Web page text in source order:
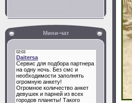
Мини-чат